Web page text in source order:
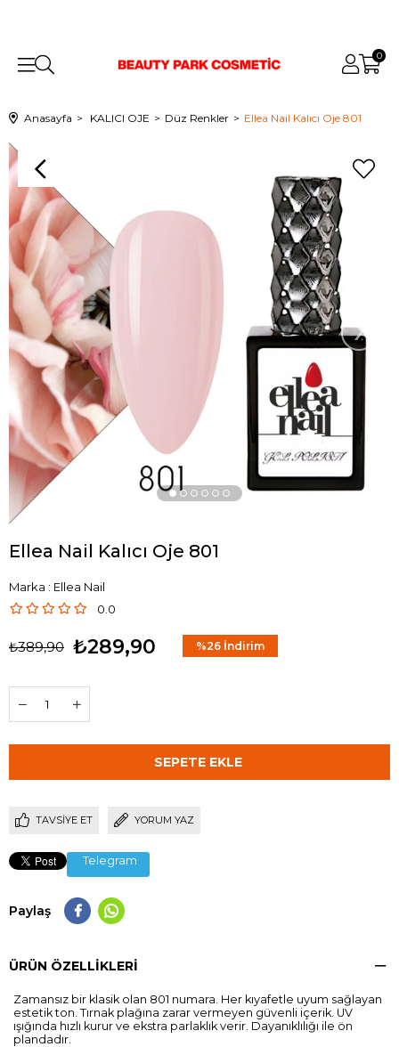
0
Anasayfa KALICI OJE Düz Renkler Ellea Nail Kalıcı Oje 801
›
Ellea Nail Kalıcı Oje 801
Marka : Ellea Nail
0.0
₺389,90 ₺289,90 %26 İndirim
TAVSIYE ET YORUM YAZ
Telegram
Paylaş
ÜRÜN ÖZELLIKLERI
Zamansız bir klasik olan 801 numara. Her kıyafetle uyum sağlayan
estetik ton. Tırnak plağına zarar vermeyen güvenli içerik. UV
ışığında hızlı kurur ve ekstra parlaklık verir. Dayanıklılığı ile ön
plandadır.